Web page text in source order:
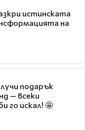
истинската
на
подарък
— всеки
го искал! 🤩